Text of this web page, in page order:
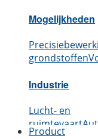
Mogelijkheden
grondstoffen
Industrie
Lucht- en
ruimtevaart
Product